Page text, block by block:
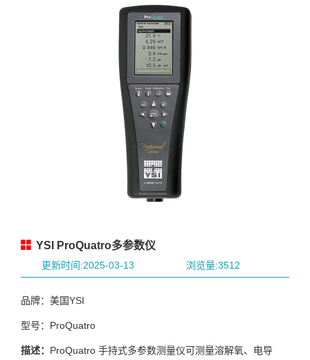
YSI ProQuatro多参数仪
更新时间:2025-03-13 浏览量:3512
品牌：美国YSI
型号：ProQuatro
描述： ProQuatro 手持式多参数测量仪可测量溶解氧、电导